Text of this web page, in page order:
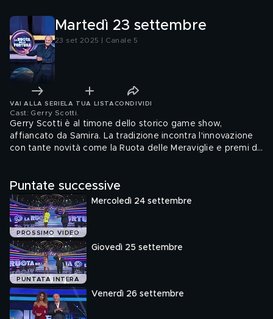
Martedì 23 settembre
23 set 2025 | Canale 5
VAI ALLA SERIE LA TUA LISTA CONDIVIDI
Cast: Gerry Scotti
Gerry Scotti è al timone dello storico game show,
affiancato da Samira. La tradizione incontra l'innovazione
con tante novità come la Ruota delle Meraviglie e premi da
Puntate successive
PROSSIMO VIDEO
Mercoledì 24 settembre
PUNTATA INTERA
Giovedì 25 settembre
Venerdì 26 settembre